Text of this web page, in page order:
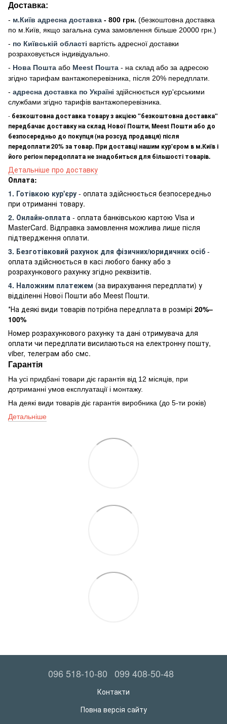
Доставка:
- м.Київ адресна доставка - 800 грн. (безкоштовна доставка
по м.Київ, якщо загальна сума замовлення більше 20000 грн .)
- по Київській області вартість адресної доставки
розраховується індивідуально.
- Нова Пошта або Meest Пошта - на склад або за адресою
згідно тарифам вантажоперевізника, після 20% передплати.
- адресна доставка по Україні здійснюється кур'єрськими
службами згідно тарифів вантажоперевізника.
- безкоштовна доставка товару з акцією "безкоштовна доставка"
передбачає доставку на склад Нової Пошти, Meest Пошти або до
безпосередньо до покупця (на розсуд продавця) після
передоплати 20% за товар. При доставці нашим кур'єром в м.Київ і
його регіон передоплата не знадобиться для більшості товарів.
Детальніше про доставку
Оплата:
1. Готівкою кур'єру - оплата здійснюється безпосередньо
при отриманні товару.
2. Онлайн-оплата - оплата банківською картою Visa и
MasterCard. Відправка замовлення можлива лише після
підтвердження оплати.
3. Безготівковий рахунок для фізичних/юридичних осіб -
оплата здійснюється в касі любого банку або з
розрахункового рахунку згідно реквізитів.
4. Наложним платежем (за вирахування передплати) у
відділенні Нової Пошти або Meest Пошти.
*На деякі види товарів потрібна передплата в розмірі 20%–
100%
Номер розрахункового рахунку та дані отримувача для
оплати чи передплати висилаються на електронну пошту,
viber, телеграм або смс.
Гарантія
На усі придбані товари діє гарантія від 12 місяців, при
дотриманні умов експлуатації і монтажу.
На деякі види товарів діє гарантія виробника (до 5-ти років)
Детальніше
096 518-10-80 099 408-50-48
Контакти
Повна версія сайту